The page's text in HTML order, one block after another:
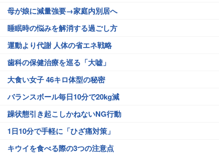
母が娘に減量強要→家庭内別居へ
睡眠時の悩みを解消する過ごし方
運動より代謝 人体の省エネ戦略
歯科の保健治療を巡る「大嘘」
大食い女子 46キロ体型の秘密
バランスボール毎日10分で20kg減
躁状態引き起こしかねないNG行動
1日10分で手軽に「ひざ痛対策」
キウイを食べる際の3つの注意点